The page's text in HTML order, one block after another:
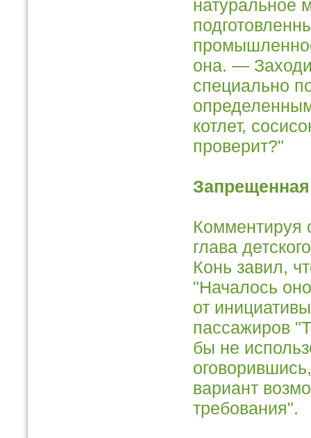
натуральное
она. —
специально
котлет,
проверит?"
Комментируя
глава
Конь завил,
"Началось
от
пассажиров
бы не
вариант
требования".